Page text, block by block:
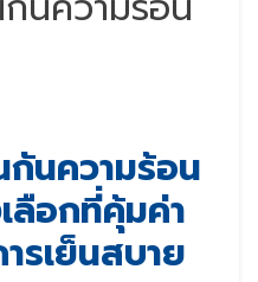
นความร้อน
ลือกที่คุ้มค่า
รเย็นสบาย